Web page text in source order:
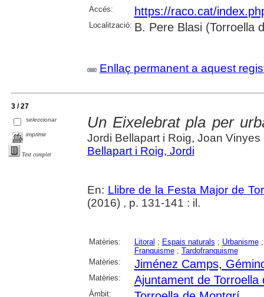
Accés: https://raco.cat/
Localització: B. Pere Blasi (Torroella
Enllaç permanent a aquest
3 / 27
seleccionar
imprimir
Text complet
Un Eixelebrat pla per
Jordi Bellapart i Roig, Joan Vinyes
Bellapart i Roig, Jordi
En: Llibre de la Festa Major de
(2016) , p. 131-141 : il.
Matèries: Litoral ; Espais naturals ; Urbanisme
Franquisme; Tardofranquisme
Matèries:
Jiménez Camps,
Matèries: Ajuntament de Torroella
Àmbit: